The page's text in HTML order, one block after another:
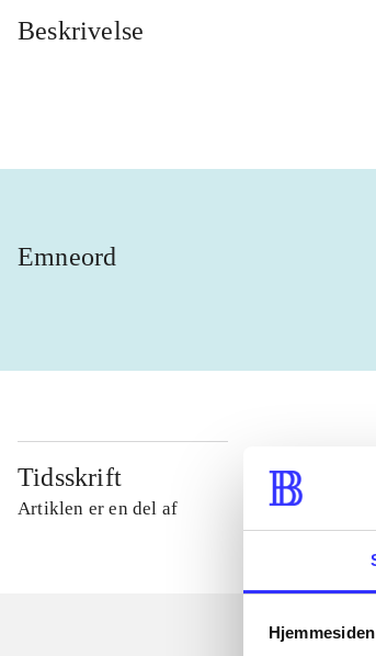
Beskrivelse
Emneord
Tidsskrift
Artiklen er en del af